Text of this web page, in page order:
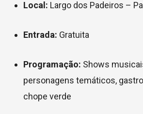
Local: Largo dos Padeiros –
Entrada: Gratuita
Programação: Shows
personagens temáticos,
chope verde